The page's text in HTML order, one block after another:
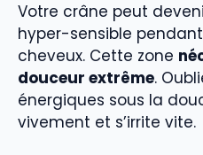
Votre crâne peut
hyper-sensible
cheveux. Cette zone
douceur extrême.
énergiques sous la
vivement et s’irrite vite.